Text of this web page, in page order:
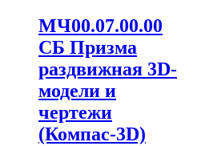
МЧ00.07.00.00
СБ Призма
раздвижная 3D-
модели и
чертежи
(Компас-3D)